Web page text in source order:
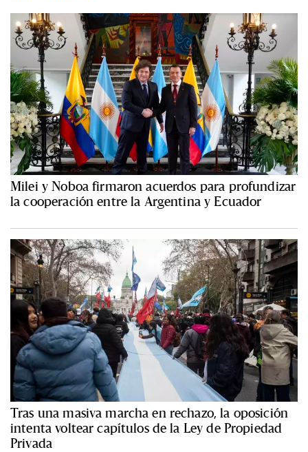
Milei y Noboa firmaron acuerdos para profundizar
la cooperación entre la Argentina y Ecuador
Tras una masiva marcha en rechazo, la oposición
intenta voltear capítulos de la Ley de Propiedad
Privada